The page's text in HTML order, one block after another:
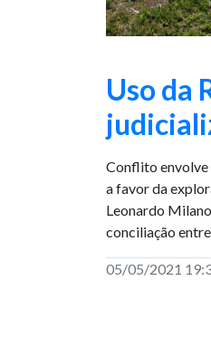
Uso da
Conflito envolve
a favor da
Leonardo
conciliação
05/05/2021